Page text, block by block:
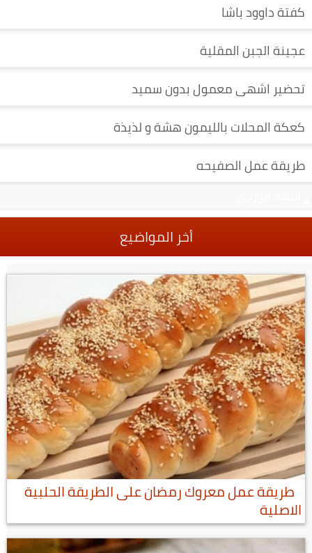
كفتة داوود باشا
عجينة الجبن المقلية
تحضير اشهى معمول بدون سميد
كعكة المحلات بالليمون هشة و لذيذة
طريقة عمل الصفيحه
أخر المواضيع
طريقة عمل معروك رمضان على الطريقة الحلبية
الاصلية